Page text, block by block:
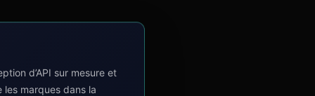
d’API sur mesure et
les marques dans la